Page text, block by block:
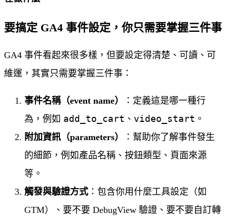
要搞定 GA4 事件設定，你只需要掌握三件事
GA4 事件看起來很多樣，但要設定得清楚、可讀、可
維運，其實只需要掌握三件事：
事件名稱（event name）
：定義這是哪一種行
為，例如 add_to_cart 、 video_start 。
附加資訊（parameters）
：幫助你了解事件發生
的細節，例如產品名稱、按鈕類型、頁面來源
等。
觸發與驗證方式：包含你用什麼工具設定（如
GTM）、要不要 DebugView 驗證、要不要自訂轉